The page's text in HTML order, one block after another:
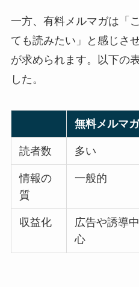
一方、有料メルマガは「
ても読みたい」と感じさ
が求められます。以下の
した。
無料メルマ
読者数 多い
情報の
質
一般的
収益化
広告や誘導中
心